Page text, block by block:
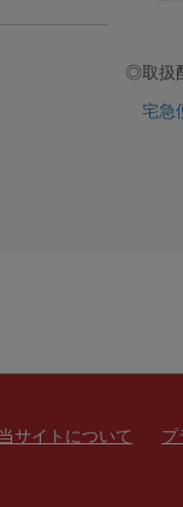
◎取扱
宅急
当サイトについて プ